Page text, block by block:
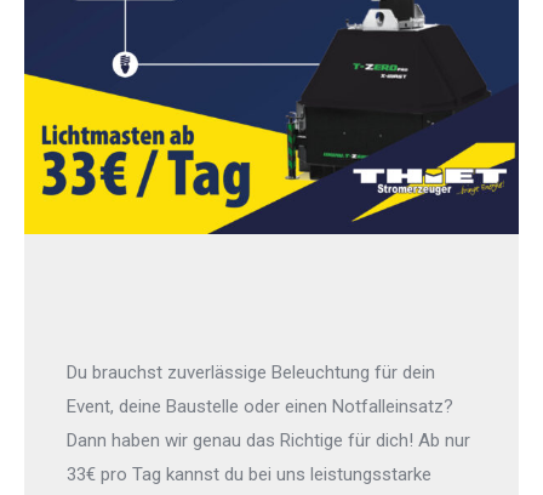
Du brauchst zuverlässige Beleuchtung für dein
Event, deine Baustelle oder einen Notfalleinsatz?
Dann haben wir genau das Richtige für dich! Ab nur
33€ pro Tag kannst du bei uns leistungsstarke